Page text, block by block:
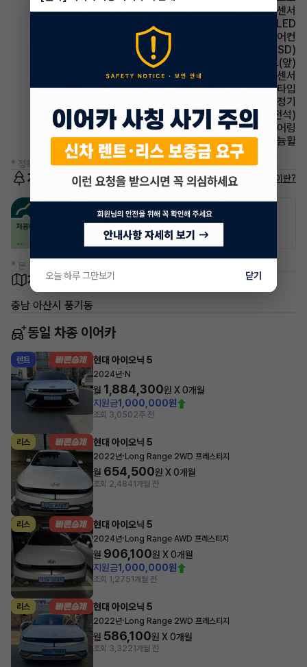
주차보조 전방감지센서
헤드램프 LED
에어컨 풀오토에어컨
주행안전 후측방경보시스템(BSD)
시트 열선시트(앞)
주차보조 후방감지센서
헤드램프 프로젝션 타입
에어컨 공기청정기
시트 통풍시트(운전석)
스티어링휠 텔레스코픽 스티어링
휠타이어 알루미늄휠
* 정확한 정보는 판매자와 반드시 확인하시기 바랍니다.
저공해차량 정보 저공해차량이란?
공항주차장
50% 할인
공영주차장
50% 할인
* 본 정보는 지자체마다 다를 수 있으니 실제 정보와 확인해 주세요.
차량 위치
충남 아산시 풍기동
동일 차종 이어카
렌트 현대 아이오닉 5
2024년· N
월 1,884,300원 X0개월
지원금1,000,000원
조회 3,0502주 전
리스 현대 아이오닉 5
2022년· Long Range 2WD 프레스티지
월 654,500원 X0개월
조회 2,4841개월 전
리스 현대 아이오닉 5
2024년· Long Range AWD 프레스티지
월 906,100원 X0개월
지원금1,000,000원
조회 1,2751개월 전
리스 현대 아이오닉 5
2022년· Long Range 2WD 프레스티지
월 586,100원 X0개월
조회 3,3221개월 전
오늘 하루 그만보기 닫기